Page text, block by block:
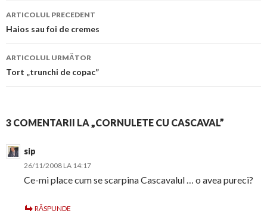
Navigare
în
articol
ARTICOLUL PRECEDENT
Haios sau foi de cremes
ARTICOLUL URMĂTOR
Tort „trunchi de copac”
3 COMENTARII LA „CORNULETE CU CASCAVAL”
sip
26/11/2008 LA 14:17
Ce-mi place cum se scarpina Cascavalul … o avea pureci?
RĂSPUNDE